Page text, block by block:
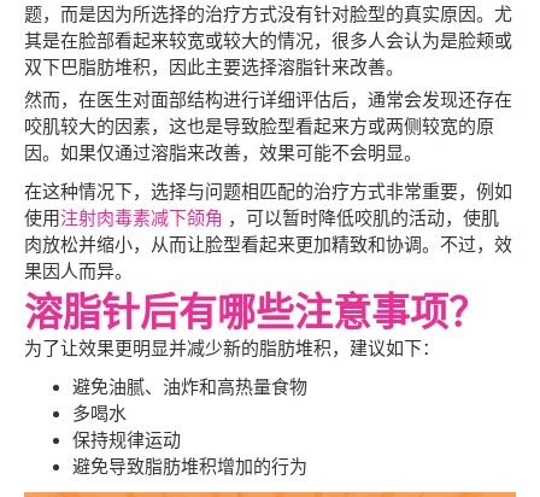
题，而是因为所选择的治疗方式没有针对脸型的真实原因。尤
其是在脸部看起来较宽或较大的情况，很多人会认为是脸颊或
双下巴脂肪堆积，因此主要选择溶脂针来改善。
然而，在医生对面部结构进行详细评估后，通常会发现还存在
咬肌较大的因素，这也是导致脸型看起来方或两侧较宽的原
因。如果仅通过溶脂来改善，效果可能不会明显。
在这种情况下，选择与问题相匹配的治疗方式非常重要，例如
使用注射肉毒素减下颌角 ，可以暂时降低咬肌的活动，使肌
肉放松并缩小，从而让脸型看起来更加精致和协调。不过，效
果因人而异。
溶脂针后有哪些注意事项？
为了让效果更明显并减少新的脂肪堆积，建议如下：
避免油腻、油炸和高热量食物
多喝水
保持规律运动
避免导致脂肪堆积增加的行为